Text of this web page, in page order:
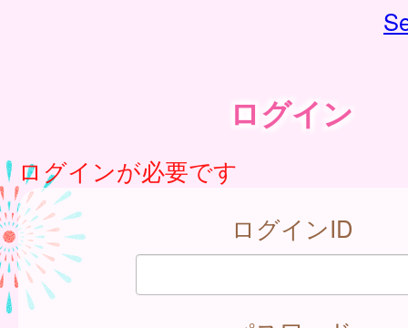
ログイン
ログインが必要です
ログインID